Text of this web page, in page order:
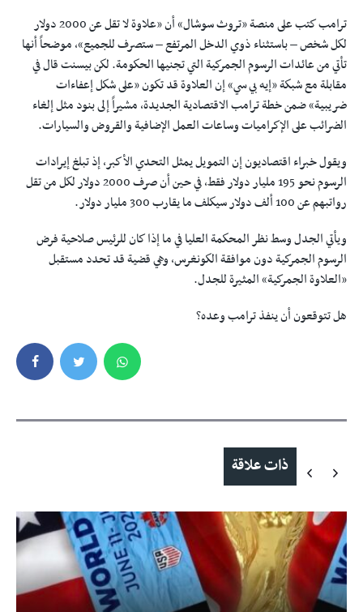
ترامب كتب على منصة «تروث سوشال» أن «علاوة لا تقل عن 2000 دولار
لكل شخص – باستثناء ذوي الدخل المرتفع – ستصرف للجميع»، موضحاً أنها
تأتي من عائدات الرسوم الجمركية التي تجنيها الحكومة. لكن بيسنت قال في
مقابلة مع شبكة «إيه بي سي» إن العلاوة قد تكون «على شكل إعفاءات
ضريبية» ضمن خطة ترامب الاقتصادية الجديدة، مشيراً إلى بنود مثل إلغاء
الضرائب على الإكراميات وساعات العمل الإضافية والقروض والسيارات.
ويقول خبراء اقتصاديون إن التمويل يمثل التحدي الأكبر، إذ تبلغ إيرادات
الرسوم نحو 195 مليار دولار فقط، في حين أن صرف 2000 دولار لكل من تقل
رواتبهم عن 100 ألف دولار سيكلف ما يقارب 300 مليار دولار.
ويأتي الجدل وسط نظر المحكمة العليا في ما إذا كان للرئيس صلاحية فرض
الرسوم الجمركية دون موافقة الكونغرس، وهي قضية قد تحدد مستقبل
«العلاوة الجمركية» المثيرة للجدل.
هل تتوقعون أن ينفذ ترامب وعده؟
ذات علاقة